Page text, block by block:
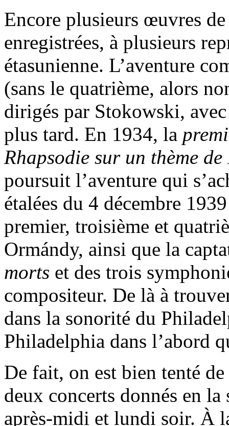
Encore plusieurs œuvres
enregistrées, à plusieurs
étasunienne. L’aventure
(sans le quatrième, alors
dirigés par Stokowski,
plus tard. En 1934, la
Rhapsodie sur un thème
poursuit l’aventure qui
étalées du 4 décembre
premier, troisième et
Ormándy, ainsi que la
morts et des trois
compositeur. De là à
dans la sonorité du
Philadelphia dans l’abord
De fait, on est bien tenté
deux concerts donnés en
après-midi et lundi soir. À